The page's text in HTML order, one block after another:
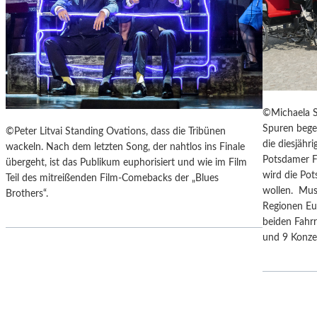
I
S
E
Z
U
M
O
N
D
U
N
D
Z
U
M
R
E
R
„
A
N
T
H
E
R
G
E
R
M
A
©Peter Litvai Standing Ovations, dass die Tribünen
wackeln. Nach dem letzten Song, der nahtlos ins Finale
übergeht, ist das Publikum euphorisiert und wie im Film
Teil des mitreißenden Film-Comebacks der „Blues
Brothers“.
©Michaela
Spuren
die
Potsdamer
wird die
wollen.
Regionen
beiden
und 9